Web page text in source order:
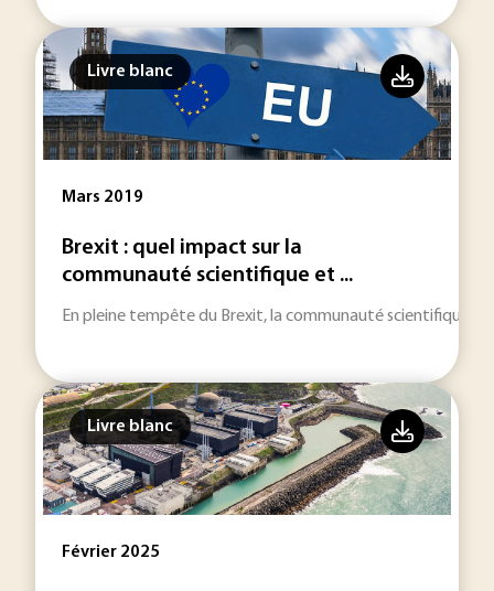
Livre blanc
Mars 2019
Brexit : quel impact sur la
communauté scientifique et ...
En pleine tempête du Brexit, la communauté scientifique
Livre blanc
Février 2025